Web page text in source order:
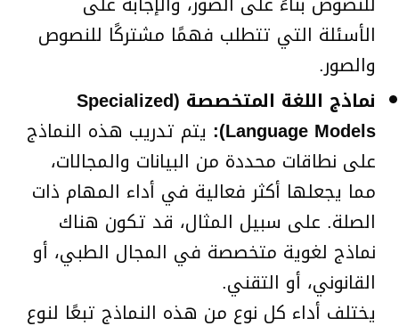
الأسئلة التي تتطلب فهمًا مشتركًا للنصوص
والصور.
نماذج اللغة المتخصصة (Specialized
Language Models):
يتم تدريب هذه النماذج
على نطاقات محددة من البيانات والمجالات،
مما يجعلها أكثر فعالية في أداء المهام ذات
الصلة. على سبيل المثال، قد تكون هناك
نماذج لغوية متخصصة في المجال الطبي، أو
القانوني، أو التقني.
يختلف أداء كل نوع من هذه النماذج تبعًا لنوع